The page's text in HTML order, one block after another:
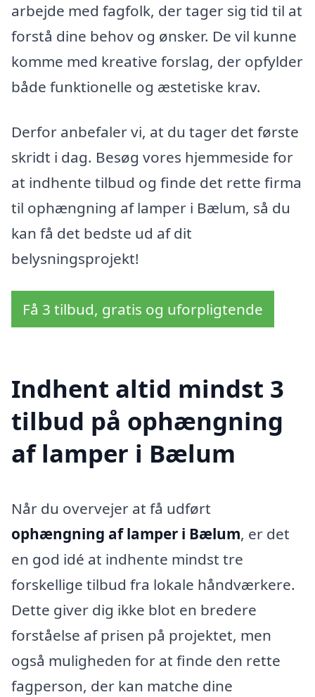
arbejde med fagfolk, der tager sig tid til at
forstå dine behov og ønsker. De vil kunne
komme med kreative forslag, der opfylder
både funktionelle og æstetiske krav.
Derfor anbefaler vi, at du tager det første
skridt i dag. Besøg vores hjemmeside for
at indhente tilbud og finde det rette firma
til ophængning af lamper i Bælum, så du
kan få det bedste ud af dit
belysningsprojekt!
Få 3 tilbud, gratis og uforpligtende
Indhent altid mindst 3
tilbud på ophængning
af lamper i Bælum
Når du overvejer at få udført
ophængning af lamper i Bælum, er det
en god idé at indhente mindst tre
forskellige tilbud fra lokale håndværkere.
Dette giver dig ikke blot en bredere
forståelse af prisen på projektet, men
også muligheden for at finde den rette
fagperson, der kan matche dine